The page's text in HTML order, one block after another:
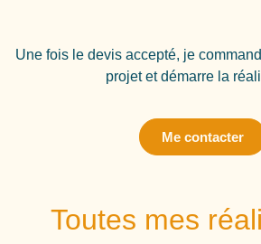
Une fois le devis accepté, je
projet et démarre la
Me contacter
Toutes mes